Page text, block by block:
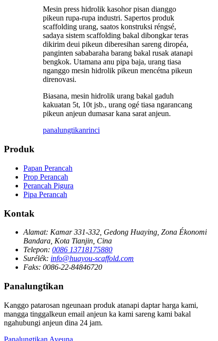
Mesin press hidrolik kasohor pisan dianggo
pikeun rupa-rupa industri. Sapertos produk
scaffolding urang, saatos konstruksi réngsé,
sadaya sistem scaffolding bakal dibongkar teras
dikirim deui pikeun diberesihan sareng diropéa,
panginten sababaraha barang bakal rusak atanapi
bengkok. Utamana anu pipa baja, urang tiasa
nganggo mesin hidrolik pikeun mencétna pikeun
direnovasi.
Biasana, mesin hidrolik urang bakal gaduh
kakuatan 5t, 10t jsb., urang ogé tiasa ngarancang
pikeun anjeun dumasar kana sarat anjeun.
panalungtikanrinci
Produk
Papan Perancah
Prop Perancah
Perancah Pigura
Pipa Perancah
Kontak
Alamat: Kamar 331-332, Gedong Huaying, Zona Ékonomi
Bandara, Kota Tianjin, Cina
Telepon: 0086 13718175880
Surélék: info@huayou-scaffold.com
Faks: 0086-22-84846720
Panalungtikan
Kanggo patarosan ngeunaan produk atanapi daptar harga kami,
mangga tinggalkeun email anjeun ka kami sareng kami bakal
ngahubungi anjeun dina 24 jam.
Panalungtikan Ayeuna